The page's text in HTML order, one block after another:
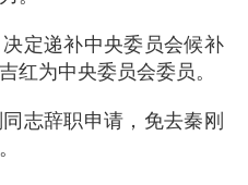
定递补中央委员会候补
红为中央委员会委员。
辞职申请，免去秦刚